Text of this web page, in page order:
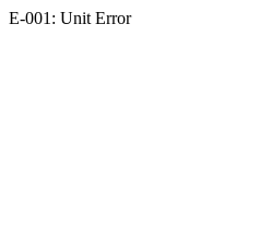
E-001: Unit Error